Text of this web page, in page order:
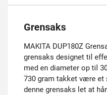
Grensaks
MAKITA DUP180Z
grensaks designet til
med en diameter op til
730 gram takket være et
denne grensaks let at